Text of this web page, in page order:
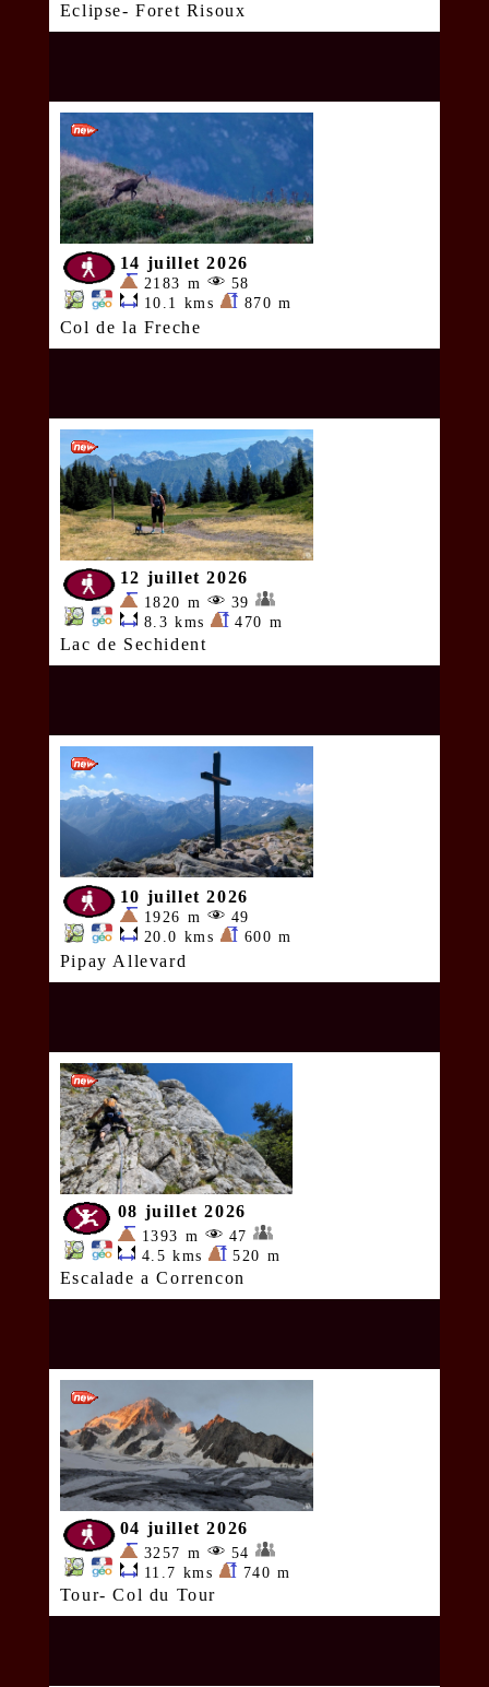
Eclipse- Foret Risoux
14 juillet 2026
2183 m
58
10.1 kms
870 m
Col de la Freche
12 juillet 2026
1820 m
39
8.3 kms
470 m
Lac de Sechident
10 juillet 2026
1926 m
49
20.0 kms
600 m
Pipay Allevard
08 juillet 2026
1393 m
47
4.5 kms
520 m
Escalade a Correncon
04 juillet 2026
3257 m
54
11.7 kms
740 m
Tour- Col du Tour